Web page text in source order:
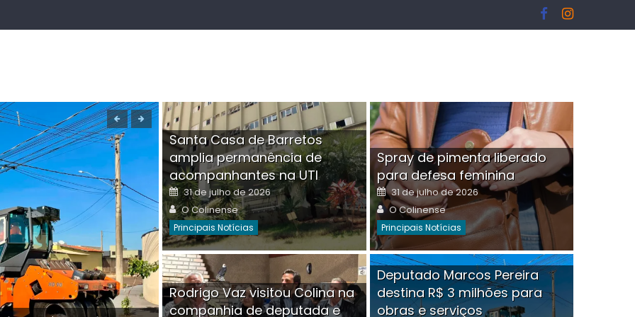
Boutique na Av. Ângelo Martins Tristão é
invadida por criminoso mascarado
Posted
30 de julho de 2026 Author
O Colinense Comment(0)
Santa Casa de Barretos
amplia permanência de
acompanhantes na UTI
Posted
on
31 de julho de 2026
Author
O Colinense
Principais Notícias
Spray de pimenta liberado
para defesa feminina
Posted
on
31 de julho de 2026
Author
O Colinense
Principais Notícias
Rodrigo Vaz visitou Colina na
companhia de deputada e
Deputado Marcos Pereira
destina R$ 3 milhões para
obras e serviços